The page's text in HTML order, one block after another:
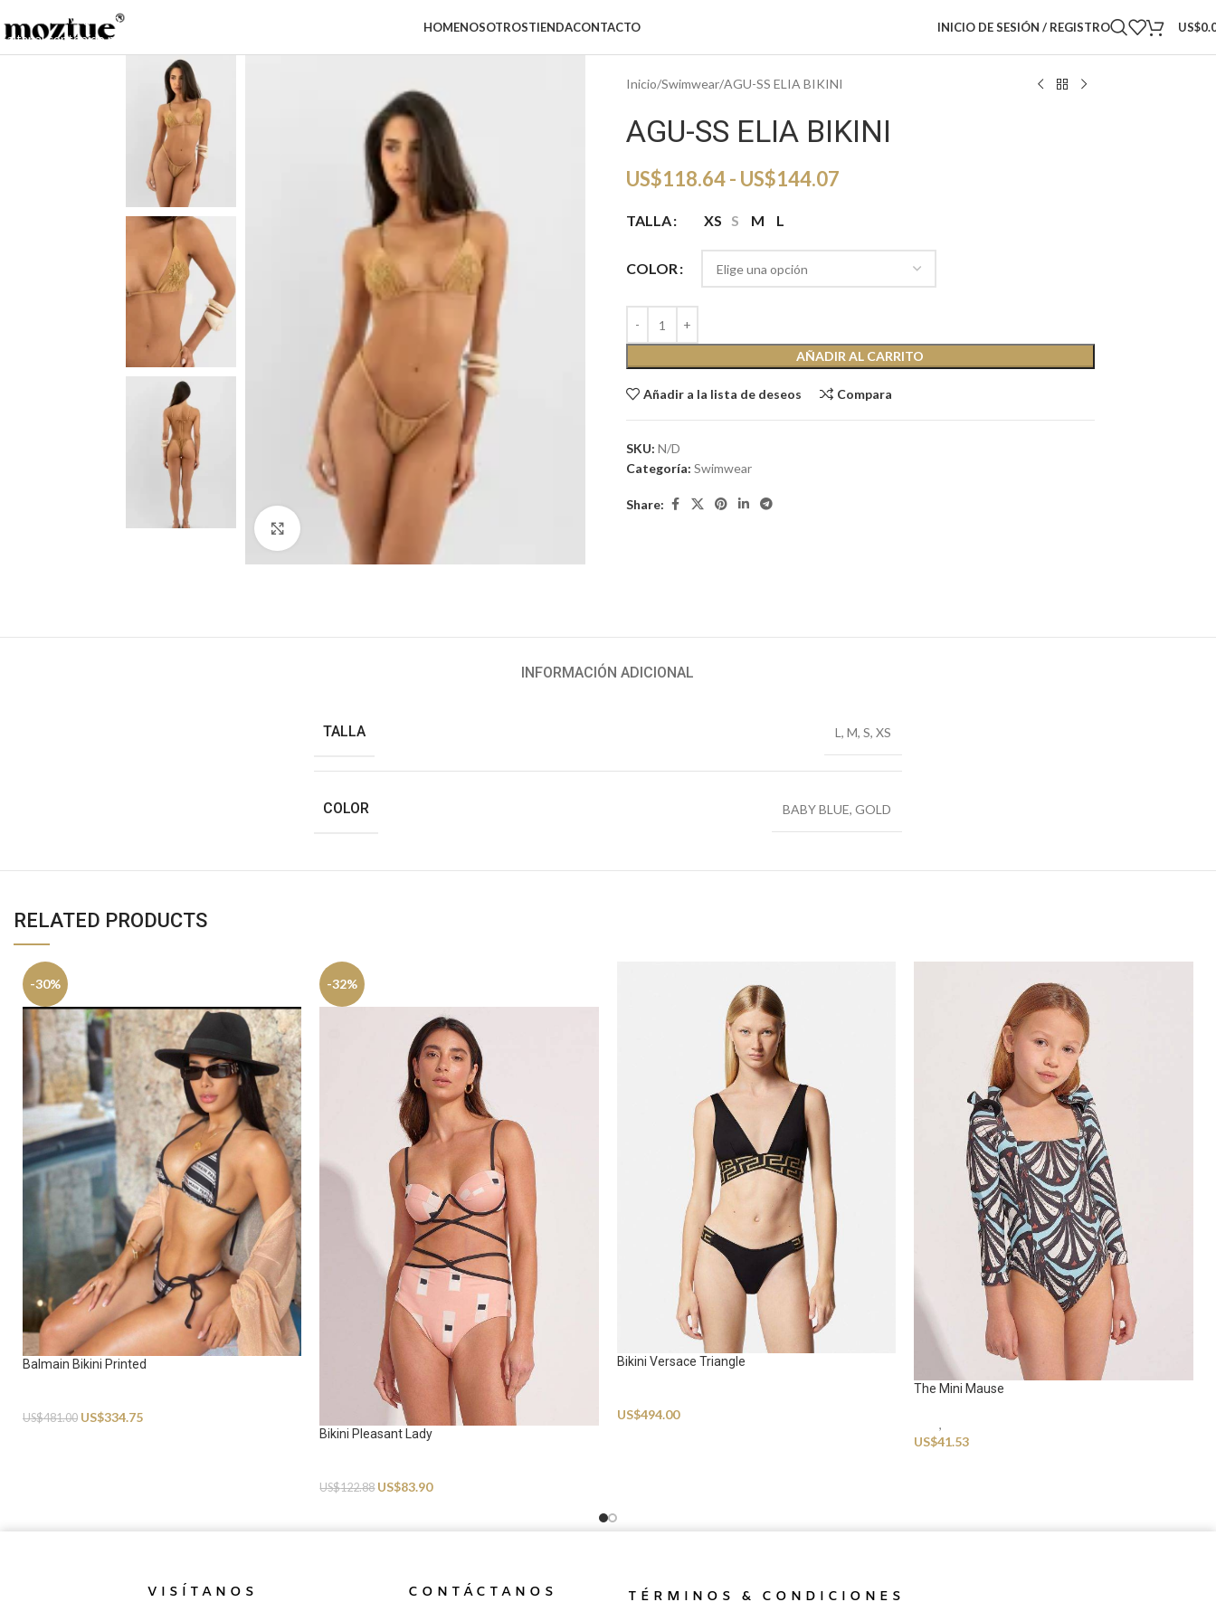
Saltar a la navegación
Saltar al contenido principal
HOMENOSOTROSTIENDACONTACTO INICIO DE SESIÓN / REGISTRO US$
Haga clic para ampliar
Inicio Swimwear AGU-SS ELIA BIKINI
AGU-SS ELIA BIKINI
US$118.64- US$144.07
TALLA XS S M L
COLOR
AÑADIR AL CARRITO
Añadir a la lista de deseos Compara
SKU: N/D
Categoría: Swimwear
Share:
INFORMACIÓN ADICIONAL
TALLA L , M, S, XS
COLOR BABY BLUE, GOLD
RELATED PRODUCTS
-30%
Balmain Bikini Printed
US$481.00 US$334.75
-32%
Bikini Pleasant Lady
US$122.88 US$83.90
Bikini Versace Triangle
US$494.00
The Mini Mause
Kids,
US$41.53
VISÍTANOS CONTÁCTANOS TÉRMINOS & CONDICIONES